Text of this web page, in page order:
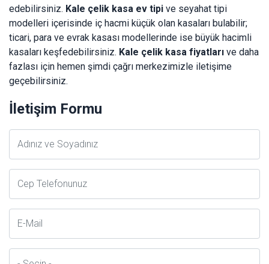
edebilirsiniz. Kale çelik kasa ev tipi ve seyahat tipi
modelleri içerisinde iç hacmi küçük olan kasaları bulabilir;
ticari, para ve evrak kasası modellerinde ise büyük hacimli
kasaları keşfedebilirsiniz. Kale çelik kasa fiyatları ve daha
fazlası için hemen şimdi çağrı merkezimizle iletişime
geçebilirsiniz.
İletişim Formu
Adsoyad
Telefon
E-
Posta
İl